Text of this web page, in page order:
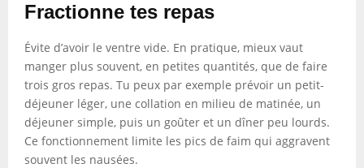
Fractionne tes repas
Évite d’avoir le ventre vide. En pratique, mieux vaut
manger plus souvent, en petites quantités, que de faire
trois gros repas. Tu peux par exemple prévoir un petit-
déjeuner léger, une collation en milieu de matinée, un
déjeuner simple, puis un goûter et un dîner peu lourds.
Ce fonctionnement limite les pics de faim qui aggravent
souvent les nausées.